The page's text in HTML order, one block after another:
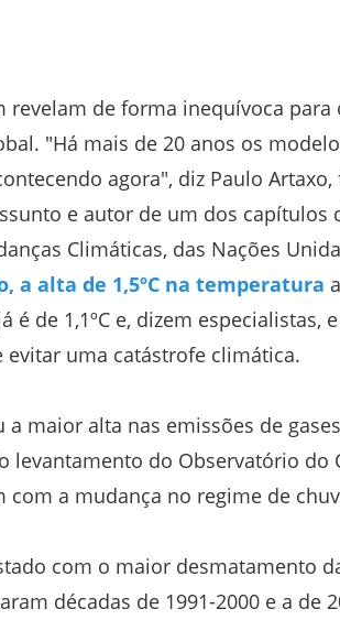
revelam de forma inequívoca
"Há mais de 20 anos os
agora", diz Paulo
e autor de um dos capítulos
Climáticas, das Nações
a alta de 1,5ºC na temperatura
é de 1,1ºC e, dizem especialistas,
evitar uma catástrofe climática.
a maior alta nas emissões de
levantamento do Observatório do
com a mudança no regime de
com o maior desmatamento
décadas de 1991-2000 e a de